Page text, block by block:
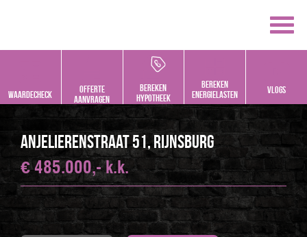
Anjelierenstraat 51, RIJNSBURG
€ 485.000,- k.k.
Waardecheck
offerte
aanvragen
bereken
hypotheek
Bereken
energielasten
vlogs